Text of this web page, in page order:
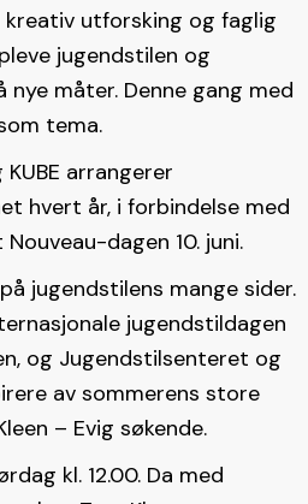
kreativ utforsking og faglig
jugendstilen og
måter. Denne gang med
tema.
arrangerer
hvert år, i forbindelse med
dagen 10. juni.
jugendstilens mange sider.
jugendstildagen
og Jugendstilsenteret og
av sommerens store
– Evig søkende.
kl. 12.00. Da med